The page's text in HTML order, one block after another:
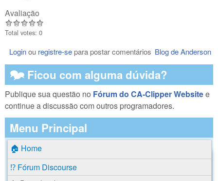
Avaliação
Total votes: 0
Blog de Anderson
Loginou registre-separa postar comentários
🗫 Ficou com alguma dúvida?
Publique sua questão no Fórum do CA-Clipper Websitee
continue a discussão com outros programadores.
Menu Principal
🏠 Home
⁉️ Fórum Discourse